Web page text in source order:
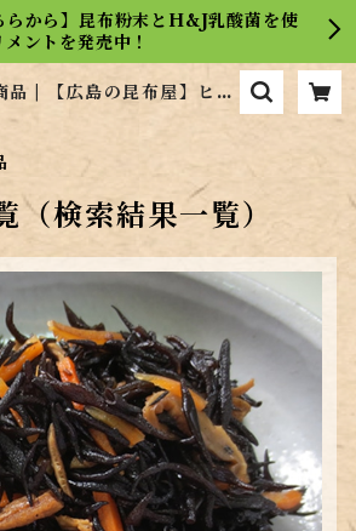
らから】昆布粉末とH&J乳酸菌を使
ントを発売中！
品 | 【広島の昆布屋】ヒロ
（検索結果一覧）